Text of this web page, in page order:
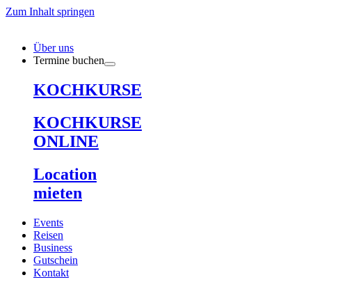
Zum Inhalt springen
Über uns
Termine buchen
KOCHKURSE
KOCHKURSE
ONLINE
Location
mieten
Events
Reisen
Business
Gutschein
Kontakt